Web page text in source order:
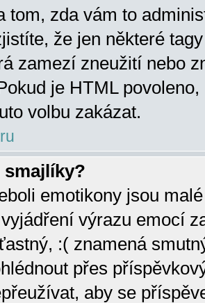
tom, zda vám to
že jen některé
zamezí zneužití nebo
je HTML
volbu zakázat.
emotikony jsou
výrazu emocí
:( znamená
přes
aby se